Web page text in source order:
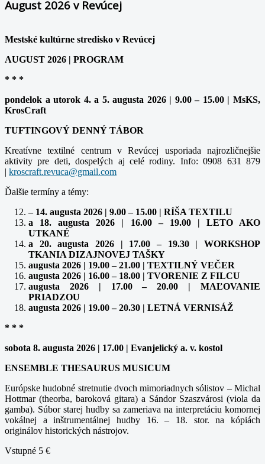
August 2026 v Revúcej
Mestské kultúrne stredisko v Revúcej
AUGUST 2026 | PROGRAM
* * *
pondelok a utorok 4. a 5. augusta 2026 | 9.00 – 15.00 | MsKS,
KrosCraft
TUFTINGOVÝ DENNÝ TÁBOR
Kreatívne textilné centrum v Revúcej usporiada najrozličnejšie
aktivity pre deti, dospelých aj celé rodiny. Info: 0908 631 879
|
Ďalšie termíny a témy:
– 14. augusta 2026 | 9.00 – 15.00 | RÍŠA TEXTILU
a 18. augusta 2026 | 16.00 – 19.00 | LETO AKO
UTKANÉ
a 20. augusta 2026 | 17.00 – 19.30 | WORKSHOP
TKANIA DIZAJNOVEJ TAŠKY
augusta 2026 | 19.00 – 21.00 | TEXTILNÝ VEČER
augusta 2026 | 16.00 – 18.00 | TVORENIE Z FILCU
augusta 2026 | 17.00 – 20.00 | MAĽOVANIE
PRIADZOU
augusta 2026 | 19.00 – 20.30 | LETNÁ VERNISÁŽ
* * *
sobota 8. augusta 2026 | 17.00 | Evanjelický a. v. kostol
ENSEMBLE THESAURUS MUSICUM
Európske hudobné stretnutie dvoch mimoriadnych sólistov – Michal
Hottmar (theorba, baroková gitara) a Sándor Szaszvárosi (viola da
gamba). Súbor starej hudby sa zameriava na interpretáciu komornej
vokálnej a inštrumentálnej hudby 16. – 18. stor. na kópiách
originálov historických nástrojov.
Vstupné 5 €